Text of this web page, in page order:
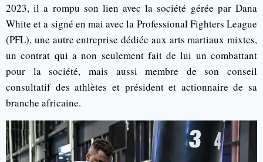
2023, il a rompu son lien avec la société gérée par Dana
White et a signé en mai avec la Professional Fighters League
(PFL), une autre entreprise dédiée aux arts martiaux mixtes,
un contrat qui a non seulement fait de lui un combattant
pour la société, mais aussi membre de son conseil
consultatif des athlètes et président et actionnaire de sa
branche africaine.